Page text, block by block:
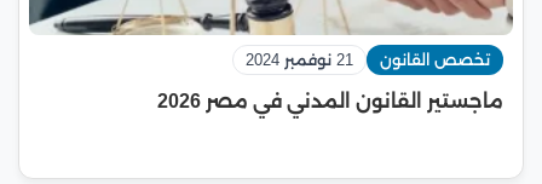
تخصص القانون 21 نوفمبر 2024
ماجستير القانون المدني في مصر 2026